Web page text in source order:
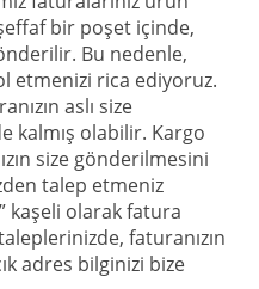
bir poşet içinde,
Bu nedenle,
etmenizi rica ediyoruz.
aslı size
kalmış olabilir. Kargo
size gönderilmesini
talep etmeniz
kaşeli olarak fatura
faturanızın
adres bilginizi bize